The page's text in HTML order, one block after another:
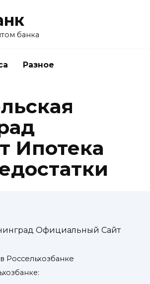
банка
Разное
Ипотека
Официальный Сайт
Россельхозбанке